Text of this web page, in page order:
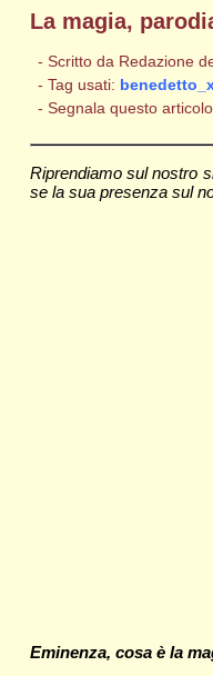
La magia,
- Scritto da Redazione
- Tag usati:
- Segnala questo
Riprendiamo sul nostro
se la sua presenza sul
Eminenza, cosa è la